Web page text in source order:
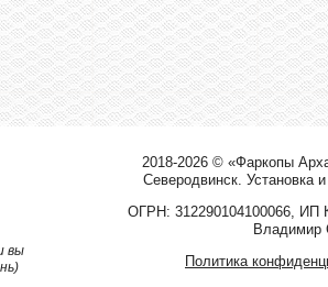
2018-2026 © «Фаркопы
Северодвинск. Установка
ОГРН: 312290104100066, ИП
Владимир
Политика
вы